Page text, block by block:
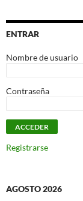
ENTRAR
Nombre de usuario
Contraseña
Registrarse
AGOSTO 2026